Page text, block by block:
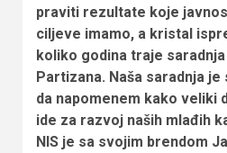
praviti rezultate koje
ciljeve imamo, a kristal
koliko godina traje
Partizana. Naša saradnja
da napomenem kako veliki
ide za razvoj naših mlađih
NIS je sa svojim brendom